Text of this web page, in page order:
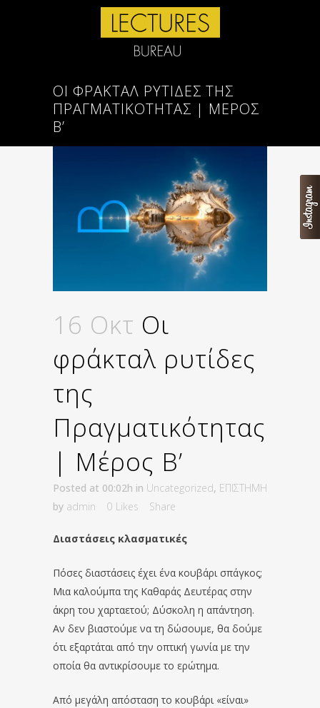
ΟΙ ΦΡΆΚΤΑΛ ΡΥΤΊΔΕΣ ΤΗΣ
ΠΡΑΓΜΑΤΙΚΌΤΗΤΑΣ | ΜΈΡΟΣ
Β’
16 Οκτ Οι
φράκταλ ρυτίδες
της
Πραγματικότητας
| Μέρος Β’
Posted at 00:02h in Uncategorized, ΕΠΙΣΤΗΜΗ
by admin 0 Likes Share
Διαστάσεις κλασματικές
Πόσες διαστάσεις έχει ένα κουβάρι σπάγκος;
Μια καλούμπα της Καθαράς Δευτέρας στην
άκρη του χαρταετού; Δύσκολη η απάντηση.
Αν δεν βιαστούμε να τη δώσουμε, θα δούμε
ότι εξαρτάται από την οπτική γωνία με την
οποία θα αντικρίσουμε το ερώτημα.
Από μεγάλη απόσταση το κουβάρι «είναι»